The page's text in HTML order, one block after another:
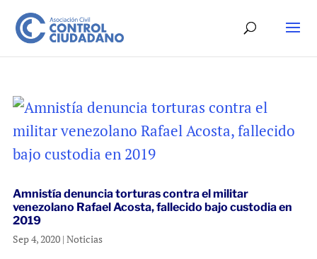
Amnistía denuncia torturas contra el militar
venezolano Rafael Acosta, fallecido bajo custodia en
2019
Sep 4, 2020| Noticias